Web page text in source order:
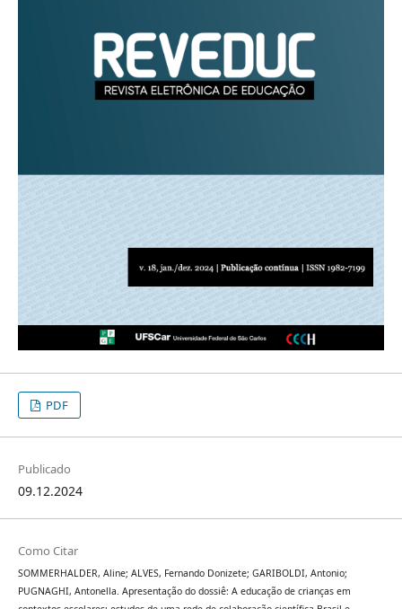
PDF
Publicado
09.12.2024
Como Citar
SOMMERHALDER, Aline; ALVES, Fernando Donizete; GARIBOLDI, Antonio;
PUGNAGHI, Antonella. Apresentação do dossiê: A educação de crianças em